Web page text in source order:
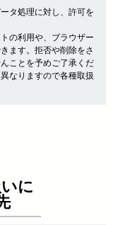
タ処理に対し、許可を
の利用や、ブラウザー
ます。拒否や削除をさ
ことを予めご了承くだ
なりますので各種取扱
に